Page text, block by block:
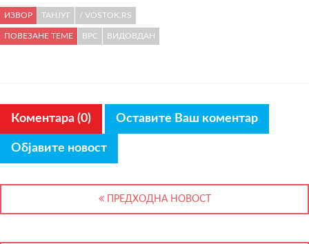
ИЗВОР ТАНЈУГ / VOSTOK.RS
ПОВЕЗАНЕ ТЕМЕ ВРС ВИДОВДАН
Коментара (0) Оставите Ваш коментар
Објавите новост
ПРЕДХОДНА НОВОСТ